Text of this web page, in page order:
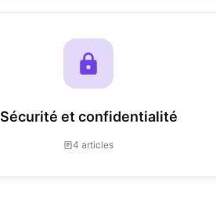
Sécurité et confidentialité
4 articles